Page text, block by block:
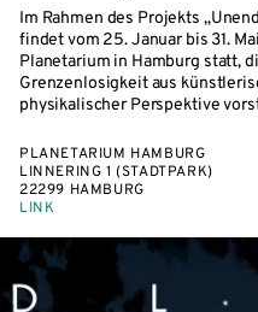
Im Rahmen des Projekts
findet vom 25. Januar bis 31.
Planetarium in Hamburg statt,
Grenzenlosigkeit aus
physikalischer Perspektive
PLANETARIUM HAMBURG
LINNERING 1 (STADTPARK)
22299 HAMBURG
LINK